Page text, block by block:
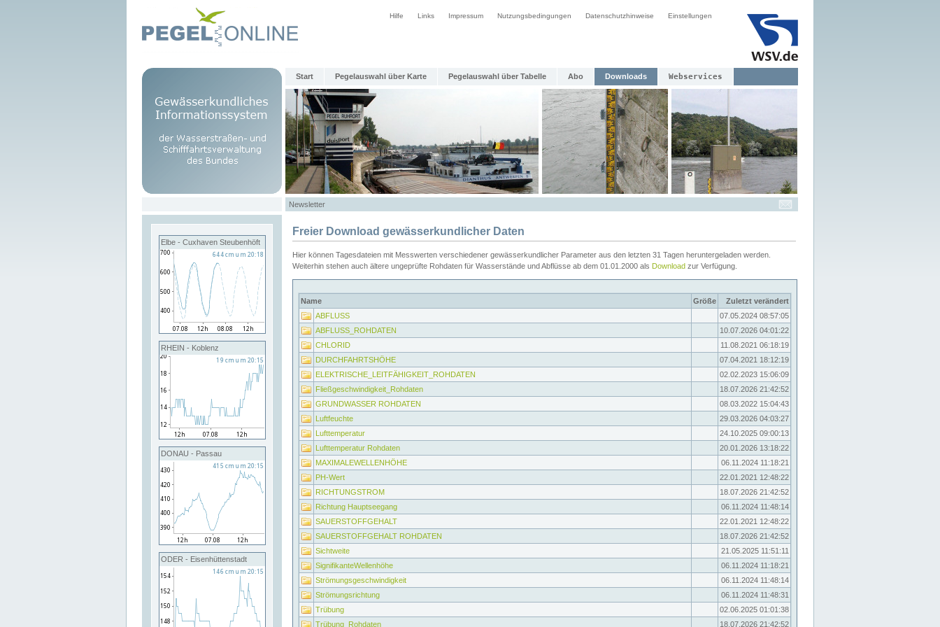
Hilfe Links Impressum Nutzungsbedingungen Datenschutzhinweise Einstellungen
Start Pegelauswahl über Karte Pegelauswahl über Tabelle Abo Downloads Webservices
Newsletter
Elbe - Cuxhaven Steubenhöft
RHEIN - Koblenz
DONAU - Passau
ODER - Eisenhüttenstadt
Freier Download gewässerkundlicher Daten
Hier können Tagesdateien mit Messwerten verschiedener gewässerkundlicher Parameter aus den letzten 31 Tagen heruntergeladen werden.
Weiterhin stehen auch ältere ungeprüfte Rohdaten für Wasserstände und Abflüsse ab dem 01.01.2000 als Download zur Verfügung.
Name Größe
Zuletzt verändert
ABFLUSS
07.05.2024 08:57:05
ABFLUSS_ROHDATEN
10.07.2026 04:01:22
CHLORID
11.08.2021 06:18:19
DURCHFAHRTSHÖHE
07.04.2021 18:12:19
ELEKTRISCHE_LEITFÄHIGKEIT_ROHDATEN
02.02.2023 15:06:09
Fließgeschwindigkeit_Rohdaten
18.07.2026 21:42:52
GRUNDWASSER ROHDATEN
08.03.2022 15:04:43
Luftfeuchte
29.03.2026 04:03:27
Lufttemperatur
24.10.2025 09:00:13
Lufttemperatur Rohdaten
20.01.2026 13:18:22
MAXIMALEWELLENHÖHE
06.11.2024 11:18:21
PH-Wert
22.01.2021 12:48:22
RICHTUNGSTROM
18.07.2026 21:42:52
Richtung Hauptseegang
06.11.2024 11:48:14
SAUERSTOFFGEHALT
22.01.2021 12:48:22
SAUERSTOFFGEHALT ROHDATEN
18.07.2026 21:42:52
Sichtweite
21.05.2025 11:51:11
SignifikanteWellenhöhe
06.11.2024 11:18:21
Strömungsgeschwindigkeit
06.11.2024 11:48:14
Strömungsrichtung
06.11.2024 11:48:31
Trübung
02.06.2025 01:01:38
Trübung_Rohdaten
18.07.2026 21:42:52